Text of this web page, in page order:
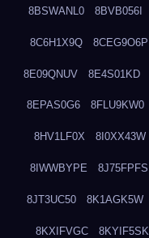
8BSWANL0 8BVB056I
8C6H1X9Q 8CEG9O6P
8E09QNUV 8E4S01KD
8EPAS0G6 8FLU9KW0
8HV1LF0X 8I0XX43W
8IWWBYPE 8J75FPFS
8JT3UC50 8K1AGK5W
8KXIFVGC 8KYIF5SK